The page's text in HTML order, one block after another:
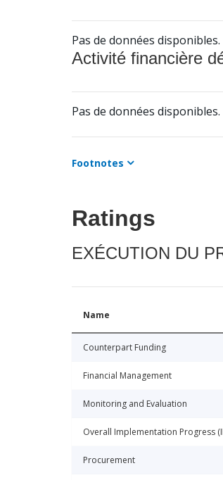
Pas de données disponibles.
Activité financière
Pas de données disponibles.
Footnotes
Ratings
EXÉCUTION DU
Name
Counterpart Funding
Financial Management
Monitoring and Evaluation
Overall Implementation Progress
Procurement